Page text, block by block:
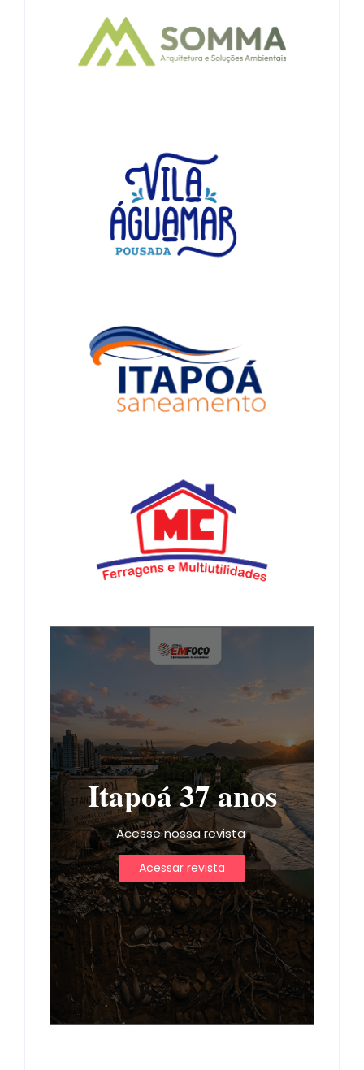
Itapoá 37 anos
Acesse nossa revista
Acessar revista